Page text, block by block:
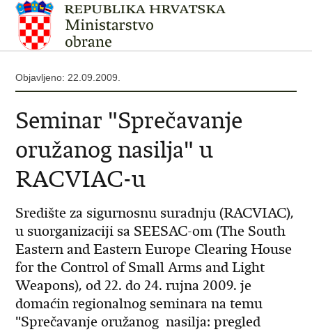
Objavljeno: 22.09.2009.
Seminar "Sprečavanje
oružanog nasilja" u
RACVIAC-u
Središte za sigurnosnu suradnju (RACVIAC),
u suorganizaciji sa SEESAC-om (The South
Eastern and Eastern Europe Clearing House
for the Control of Small Arms and Light
Weapons), od 22. do 24. rujna 2009. je
domaćin regionalnog seminara na temu
"Sprečavanje oružanog nasilja: pregled